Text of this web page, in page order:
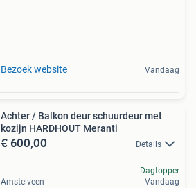
Bezoek website Vandaag
Achter / Balkon deur schuurdeur met
kozijn HARDHOUT Meranti
€ 600,00 Details
Amstelveen
Dagtopper
Vandaag